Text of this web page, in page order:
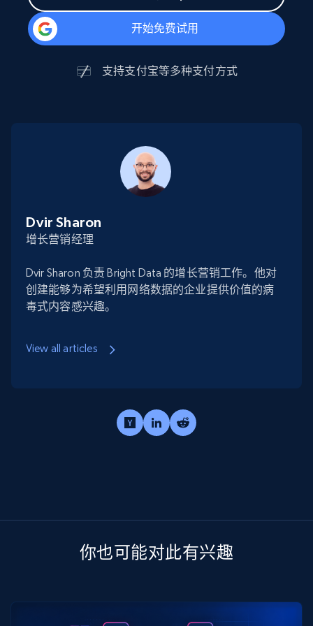
开始免费试用
支持支付宝等多种支付方式
Dvir Sharon
增长营销经理
Dvir Sharon 负责 Bright Data 的增长营销工作。他对
创建能够为希望利用网络数据的企业提供价值的病
毒式内容感兴趣。
View all articles
你也可能对此有兴趣